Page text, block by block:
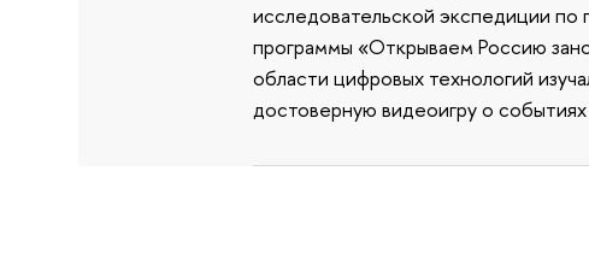
исследовательской экспедиции
программы «Открываем Россию
области цифровых технологий
достоверную видеоигру о событиях